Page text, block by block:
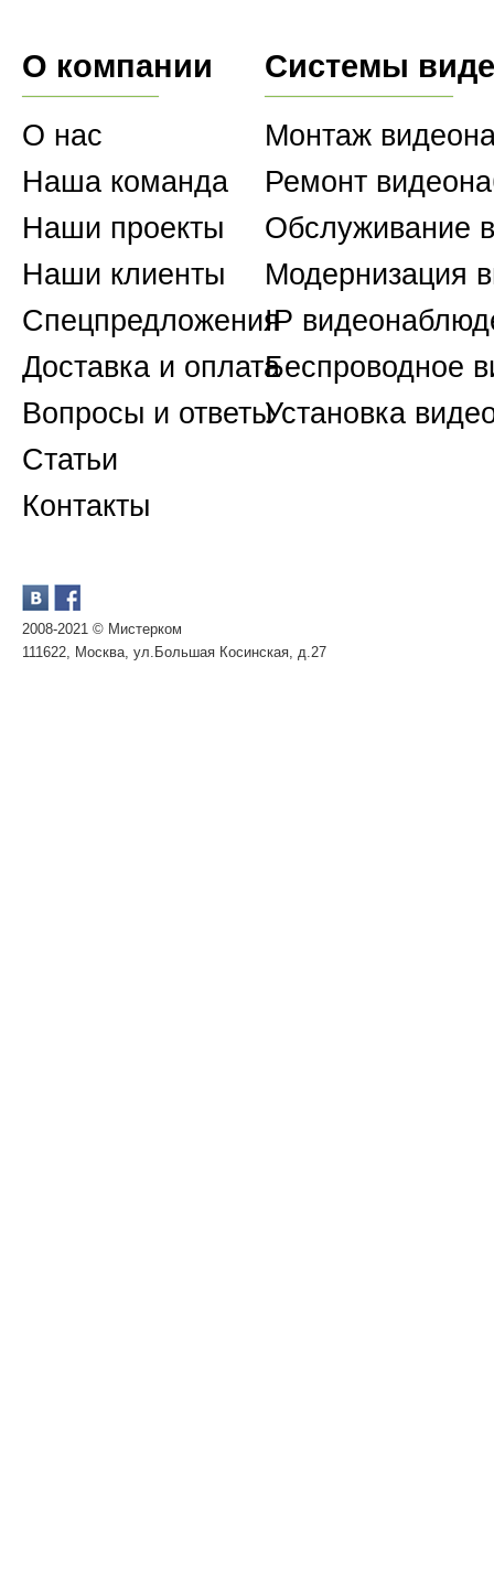
О компании
О нас
Наша команда
Наши проекты
Наши клиенты
Спецпредложения
Доставка и оплата
Вопросы и ответы
Статьи
Контакты
2008-2021 © Мистерком
111622, Москва, ул.Большая Косинская, д.27
Системы
Монтаж
Ремонт
Обслуживание
Модернизация
IP
Беспроводное
Установка